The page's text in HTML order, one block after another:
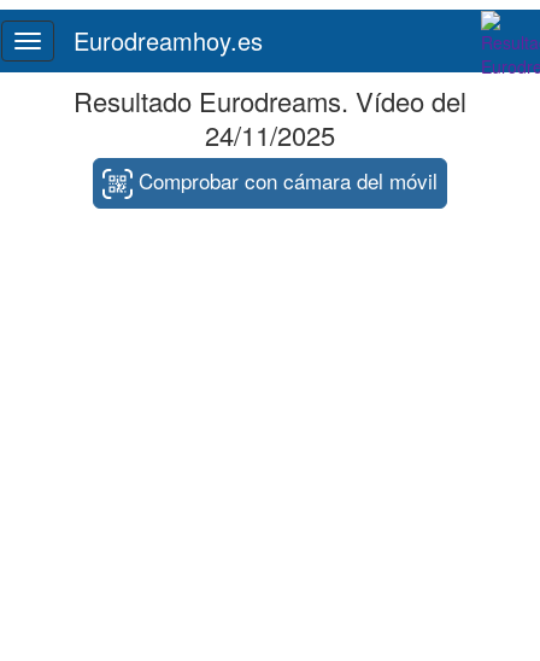
Toggle
navigation
Eurodreamhoy.es
Resultado Eurodreams. Vídeo del
24/11/2025
Comprobar con cámara del móvil